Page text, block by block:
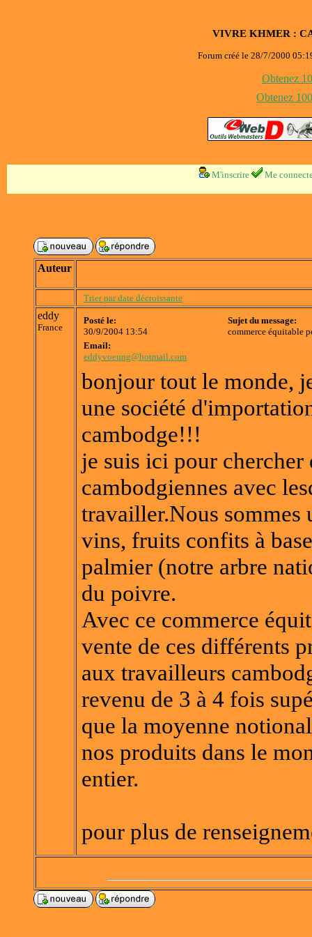
VIVRE KHMER :
Forum créé le 28/7/2000
Obtenez
Obtenez
M'inscrire Me
Auteur
Trier par date décroissante
eddy
France
Posté le:
30/9/2004 13:54
Sujet du message:
commerce équitable
Email:
eddyvoeung@hotmail.com
bonjour tout le monde,
une société
cambodge!!!
je suis ici pour chercher
cambodgiennes avec
travailler.Nous sommes
vins, fruits confits à
palmier (notre arbre
du poivre.
Avec ce commerce
vente de ces différents
aux travailleurs
revenu de 3 à 4 fois
que la moyenne
nos produits dans le
entier.
pour plus de